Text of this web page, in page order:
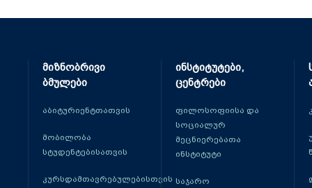
მიზნობრივი
ბმულები
აბიტურიენტთათვის
მობილობა
სტუდენტებისათვის
კურსდამთავრებულებისთვის
ინსტიტუტები,
ცენტრები
ფილოსოფიისა და
სოციალურ
მეცნიერებათა
ინსტიტუტი
საჯარო